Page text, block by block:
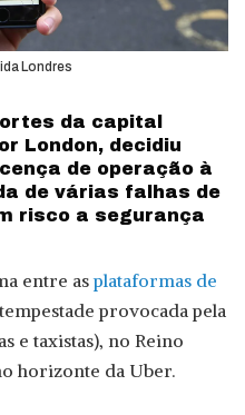
Londres
da capital
London, decidiu
de operação à
de várias falhas de
risco a segurança
entre asplataformas de
provocada pela
e taxistas), no Reino
horizonte da Uber.